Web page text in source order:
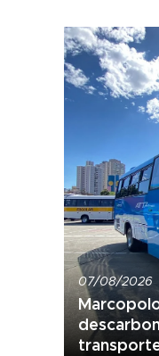
07/08/2026